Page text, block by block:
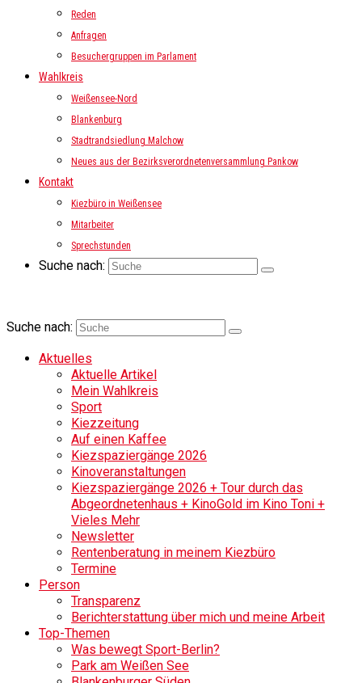
Reden
Anfragen
Besuchergruppen im Parlament
Wahlkreis
Weißensee-Nord
Blankenburg
Stadtrandsiedlung Malchow
Neues aus der Bezirksverordnetenversammlung Pankow
Kontakt
Kiezbüro in Weißensee
Mitarbeiter
Sprechstunden
Suche nach:
Suche nach:
Aktuelles
Aktuelle Artikel
Mein Wahlkreis
Sport
Kiezzeitung
Auf einen Kaffee
Kiezspaziergänge 2026
Kinoveranstaltungen
Kiezspaziergänge 2026 + Tour durch das
Abgeordnetenhaus + KinoGold im Kino Toni +
Vieles Mehr
Newsletter
Rentenberatung in meinem Kiezbüro
Termine
Person
Transparenz
Berichterstattung über mich und meine Arbeit
Top-Themen
Was bewegt Sport-Berlin?
Park am Weißen See